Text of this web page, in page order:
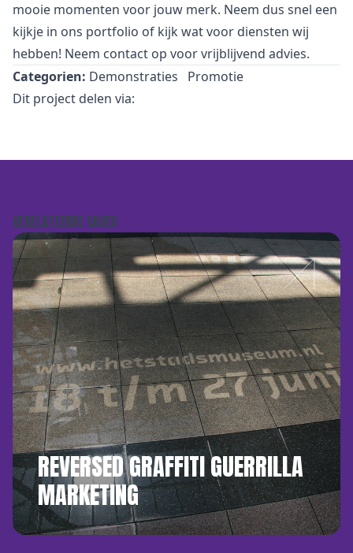
mooie momenten voor jouw merk. Neem dus snel een
kijkje in ons portfolio of kijk wat voor diensten wij
hebben! Neem contact op voor vrijblijvend advies.
Categorien: Demonstraties
Promotie
Dit project delen via:
GERELATEERDE CASES
REVERSED GRAFFITI GUERRILLA
MARKETING